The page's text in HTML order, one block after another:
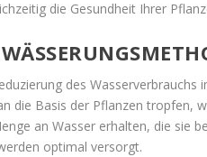
die Gesundheit Ihrer
des
die Basis der Pflanzen tropfen,
an Wasser erhalten, die sie
optimal versorgt.